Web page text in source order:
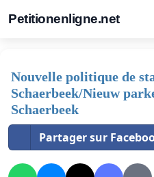
Petitionenligne.net
Nouvelle politique de
Schaerbeek/Nieuw
Schaerbeek
Partager sur